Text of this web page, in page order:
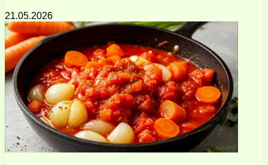
21.05.2026